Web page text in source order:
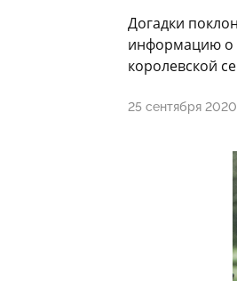
Догадки
информацию о
королевской
25 сентября